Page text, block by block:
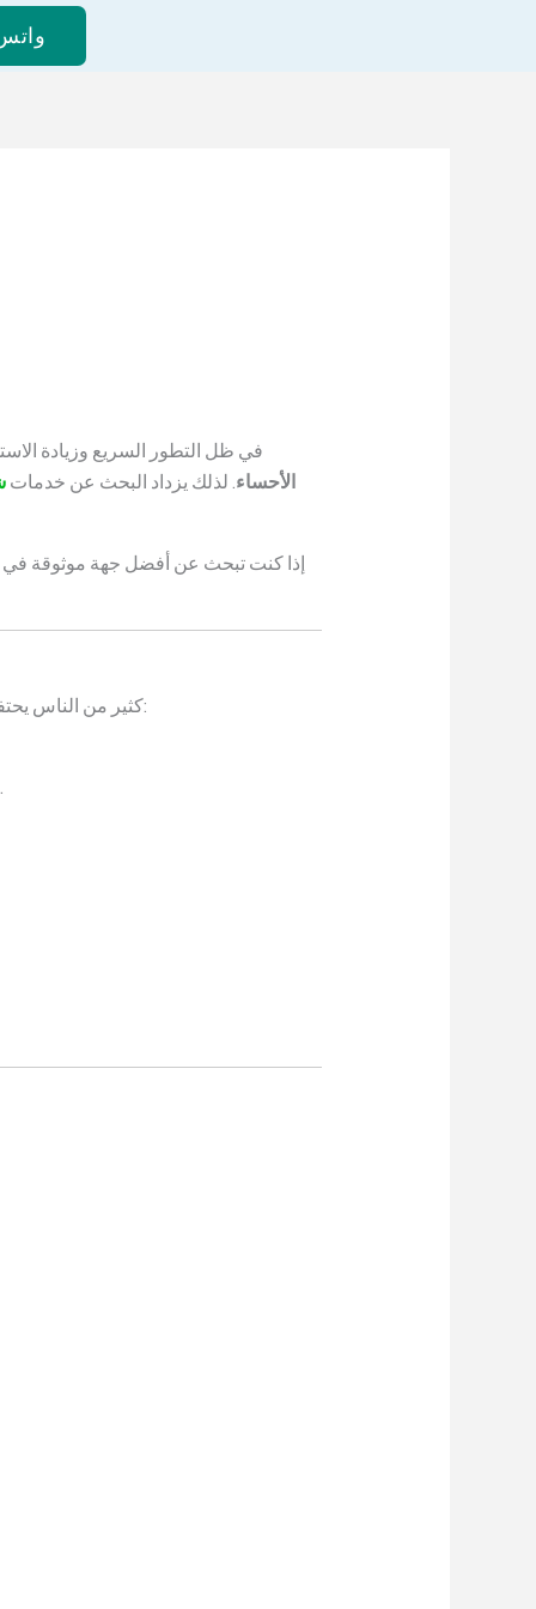
في ظل التطور السريع وزيادة
الأحساء. لذلك يزداد البحث عن خدمات
إذا كنت تبحث عن أفضل جهة موثوقة
كثير من الناس يحتفظون بالأغراض القديمة في المنازل أو المستودعات لفترات طويلة، دون إدراك الأضرار التي قد تسببها. إليك الأسباب:
تخزين الأجهزة القديمة مثل المكيفات أو الحديد الخردة يؤدي إلى استهلاك مساحة كبيرة يمكن استغلالها بشكل أفضل.